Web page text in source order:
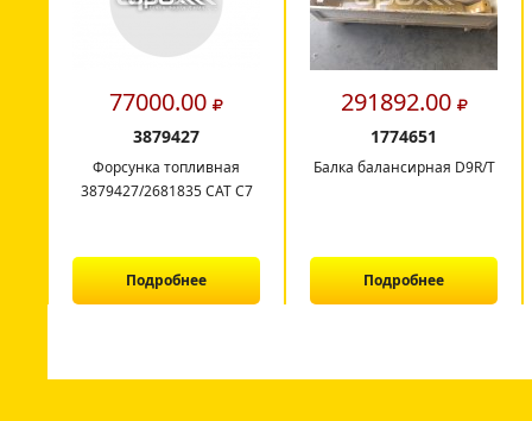
77000.00
3879427
Форсунка топливная
3879427/2681835 CAT C7
Подробнее
291892.00
1774651
Балка балансирная D9R/T
Подробнее